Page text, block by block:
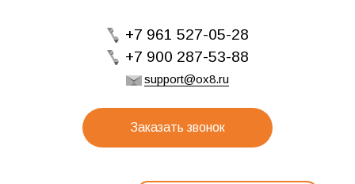
+7 961 527-05-28
+7 900 287-53-88
support@ox8.ru
Заказать звонок